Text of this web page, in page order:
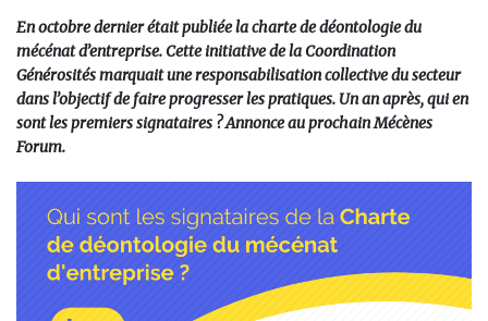
En octobre dernier était publiée la charte de déontologie du
mécénat d’entreprise. Cette initiative de la Coordination
Générosités marquait une responsabilisation collective du secteur
dans l’objectif de faire progresser les pratiques. Un an après, qui en
sont les premiers signataires ? Annonce au prochain Mécènes
Forum.